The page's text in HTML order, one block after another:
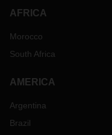
AFRICA
Morocco
South Africa
AMERICA
Argentina
Brazil